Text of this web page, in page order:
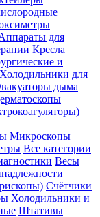
для
Кресла
и
Холодильники для
дыма
Микроскопы
Все категории
Весы
Счётчики
Холодильники и
Штативы